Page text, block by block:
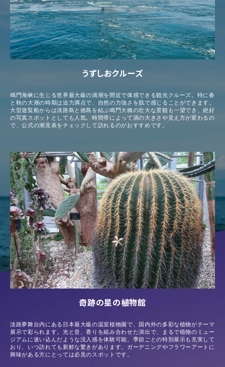
うずしおクルーズ
鳴門海峡に生じる世界最大級の渦潮を間近で体感できる観光クルーズ。特に春
と秋の大潮の時期は迫力満点で、自然の力強さを肌で感じることができます。
大型遊覧船からは淡路島と徳島を結ぶ鳴門大橋の壮大な景観も一望でき、絶好
の写真スポットとしても人気。時間帯によって渦の大きさや見え方が変わるの
で、公式の潮見表をチェックして訪れるのがおすすめです。
奇跡の星の植物館
淡路夢舞台内にある日本最大級の温室植物園で、国内外の多彩な植物がテーマ
展示で彩られます。光と音、香りを組み合わせた演出で、まるで植物のミュー
ジアムに迷い込んだような没入感を体験可能。季節ごとの特別展示も充実して
おり、いつ訪れても新鮮な驚きがあります。ガーデニングやフラワーアートに
興味がある方にとっては必見のスポットです。